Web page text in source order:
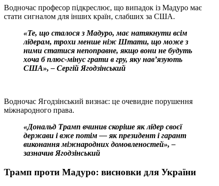
Водночас професор підкреслює, що випадок із Мадуро має
стати сигналом для інших країн, слабших за США.
«Те, що сталося з Мадуро, має натякнути всім
лідерам, трохи менше ніж Штати, що може з
ними статися непоправне, якщо вони не будуть
хоча б плюс-мінус грати в гру, яку нав’язують
США», – Сергій Ягодзінський
Водночас Ягодзінський визнає: це очевидне порушення
міжнародного права.
«Дональд Трамп вчинив скоріше як лідер своєї
держави і вже потім — як президент і гарант
виконання міжнародних домовленостей», –
зазначив Ягодзінський
Трамп проти Мадуро: висновки для України